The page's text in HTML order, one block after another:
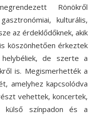
Rönökről
kulturális,
az érdeklődőknek, akik
köszönhetően érkeztek
de szerte a
is. Megismerhették a
amelyhez kapcsolódva
vehettek, koncertek,
külső színpadon és a